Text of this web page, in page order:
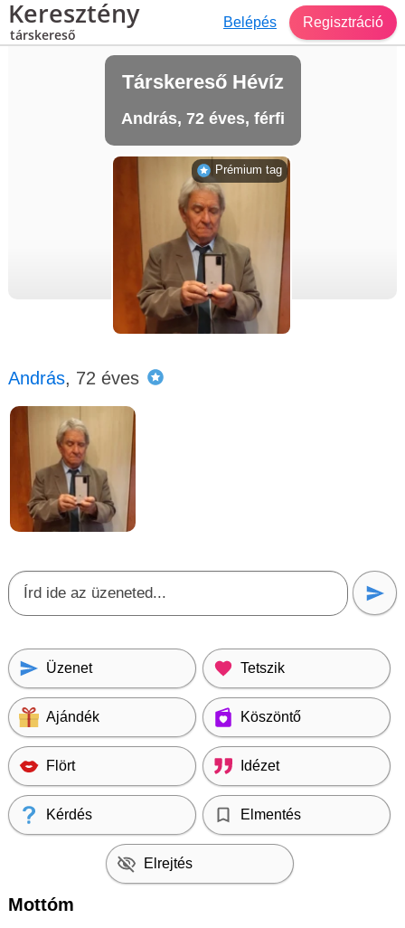
Keresztény
társkereső
Belépés Regisztráció
Társkereső Hévíz
András, 72 éves, férfi
András, 72 éves
Üzenet Tetszik
Ajándék Köszöntő
Flört Idézet
Kérdés Elmentés
Elrejtés
Mottóm
Prémium tag